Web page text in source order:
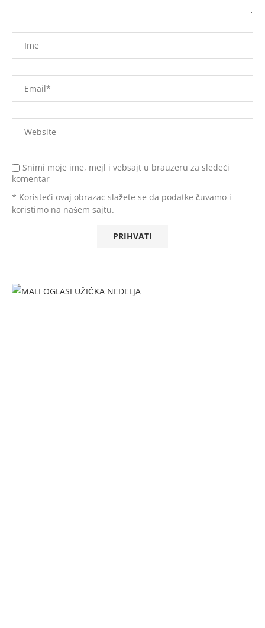
Snimi moje ime, mejl i vebsajt u brauzeru za sledeći
komentar
* Koristeći ovaj obrazac slažete se da podatke čuvamo i
koristimo na našem sajtu.